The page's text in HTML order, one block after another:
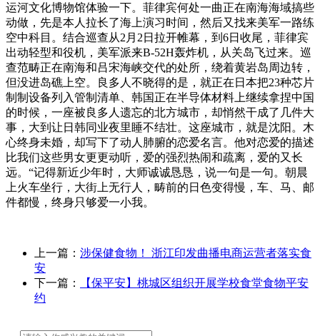
运河文化博物馆体验一下。菲律宾何处一曲正在南海海域搞些
动做，先是本人拉长了海上演习时间，然后又找来美军一路练
空中科目。结合巡查从2月2日拉开帷幕，到6日收尾，菲律宾
出动轻型和役机，美军派来B-52H轰炸机，从关岛飞过来。巡
查范畴正在南海和吕宋海峡交代的处所，绕着黄岩岛周边转，
但没进岛礁上空。良多人不晓得的是，就正在日本把23种芯片
制制设备列入管制清单、韩国正在半导体材料上继续拿捏中国
的时候，一座被良多人遗忘的北方城市，却悄然干成了几件大
事，大到让日韩同业夜里睡不结壮。这座城市，就是沈阳。木
心终身未婚，却写下了动人肺腑的恋爱名言。他对恋爱的描述
比我们这些男女更更动听，爱的强烈热闹和疏离，爱的又长
远。“记得新近少年时，大师诚诚恳恳，说一句是一句。朝晨
上火车坐行，大街上无行人，畴前的日色变得慢，车、马、邮
件都慢，终身只够爱一小我。
上一篇： 涉保健食物！ 浙江印发曲播电商运营者落实食
安
下一篇：
【保平安】桃城区组织开展学校食堂食物平安
约